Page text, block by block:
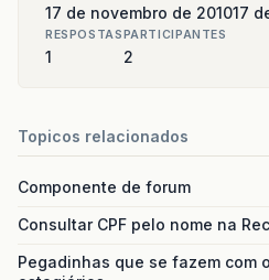
17 de novembro de 201017
RESPOSTAS
1
PARTICIPANTES
2
Topicos relacionados
Componente de forum
Consultar CPF pelo nome na
Pegadinhas que se fazem com